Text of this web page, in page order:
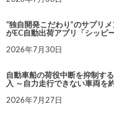
“独自開発こだわり”のサプリ
がEC自動出荷アプリ「シッピ
2026年7月30日
自動車船の荷役中断を抑制す
入 ～自力走行できない車両を
2026年7月27日